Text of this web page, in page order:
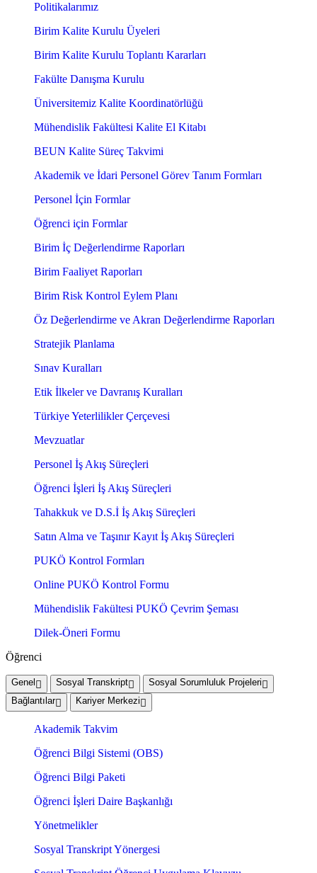
Politikalarımız
Birim Kalite Kurulu Üyeleri
Birim Kalite Kurulu Toplantı Kararları
Fakülte Danışma Kurulu
Üniversitemiz Kalite Koordinatörlüğü
Mühendislik Fakültesi Kalite El Kitabı
BEUN Kalite Süreç Takvimi
Akademik ve İdari Personel Görev Tanım Formları
Personel İçin Formlar
Öğrenci için Formlar
Birim İç Değerlendirme Raporları
Birim Faaliyet Raporları
Birim Risk Kontrol Eylem Planı
Öz Değerlendirme ve Akran Değerlendirme Raporları
Stratejik Planlama
Sınav Kuralları
Etik İlkeler ve Davranış Kuralları
Türkiye Yeterlilikler Çerçevesi
Mevzuatlar
Personel İş Akış Süreçleri
Öğrenci İşleri İş Akış Süreçleri
Tahakkuk ve D.S.İ İş Akış Süreçleri
Satın Alma ve Taşınır Kayıt İş Akış Süreçleri
PUKÖ Kontrol Formları
Online PUKÖ Kontrol Formu
Mühendislik Fakültesi PUKÖ Çevrim Şeması
Dilek-Öneri Formu
Öğrenci
Genel Sosyal Transkript
Sosyal Sorumluluk Projeleri
Bağlantılar
Kariyer Merkezi
Akademik Takvim
Öğrenci Bilgi Sistemi (OBS)
Öğrenci Bilgi Paketi
Öğrenci İşleri Daire Başkanlığı
Yönetmelikler
Sosyal Transkript Yönergesi